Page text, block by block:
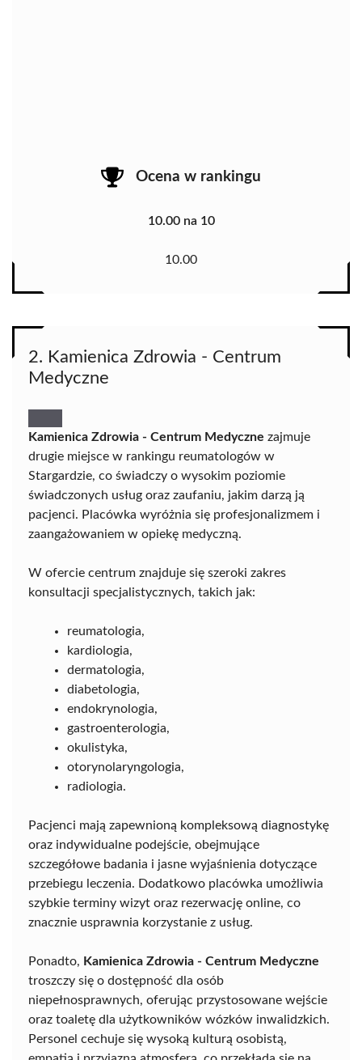
Ocena w rankingu
10.00 na 10
10.00
2. Kamienica Zdrowia - Centrum
Medyczne
Kamienica Zdrowia - Centrum Medyczne zajmuje
drugie miejsce w rankingu reumatologów w
Stargardzie, co świadczy o wysokim poziomie
świadczonych usług oraz zaufaniu, jakim darzą ją
pacjenci. Placówka wyróżnia się profesjonalizmem i
zaangażowaniem w opiekę medyczną.
W ofercie centrum znajduje się szeroki zakres
konsultacji specjalistycznych, takich jak:
reumatologia,
kardiologia,
dermatologia,
diabetologia,
endokrynologia,
gastroenterologia,
okulistyka,
otorynolaryngologia,
radiologia.
Pacjenci mają zapewnioną kompleksową diagnostykę
oraz indywidualne podejście, obejmujące
szczegółowe badania i jasne wyjaśnienia dotyczące
przebiegu leczenia. Dodatkowo placówka umożliwia
szybkie terminy wizyt oraz rezerwację online, co
znacznie usprawnia korzystanie z usług.
Ponadto, Kamienica Zdrowia - Centrum Medyczne
troszczy się o dostępność dla osób
niepełnosprawnych, oferując przystosowane wejście
oraz toaletę dla użytkowników wózków inwalidzkich.
Personel cechuje się wysoką kulturą osobistą,